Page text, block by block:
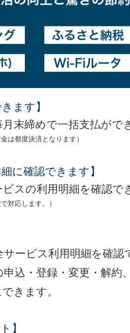
ます】
末締めで一括支払がで
は都度決済となります）
に確認できます】
ビスの利用明細を確認で
対応します。）
ービス利用明細を確認
込・登録・変更・解約
きます。
】